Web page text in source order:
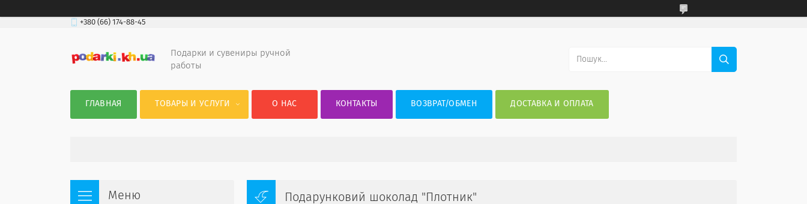
+380 (66) 174-88-45
Подарки и сувениры ручной
работы
ГЛАВНАЯ ТОВАРЫ И УСЛУГИ О НАС КОНТАКТЫ ВОЗВРАТ/ОБМЕН ДОСТАВКА И ОПЛАТА
Подарунковий шоколад "Плотник"